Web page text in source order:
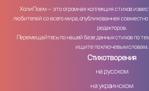
ХолиПоем — это огромная коллекция стихов
любителей со всего мира, опубликованная
редакторов.
Перемещайтесь по нашей базе данных стихов по
ищите по ключевым словам.
Стихотворения
на русском
на украинском